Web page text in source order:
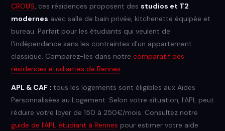
CROUS, ces résidences proposent des studios et T2
modernes avec salle de bain privée, kitchenette équipée et
bureau. Parfait pour les étudiants qui veulent de
l'indépendance sans les contraintes d'un appartement
classique. Comparez-les dans notre comparatif des
résidences étudiantes de Rennes.
APL & CAF : tous les logements sont éligibles aux Aides
Personnalisées au Logement. Selon votre situation, l'APL peut
réduire votre loyer de 150 à 250€/mois. Consultez notre
guide de l'APL étudiant à Rennes pour estimer votre aide